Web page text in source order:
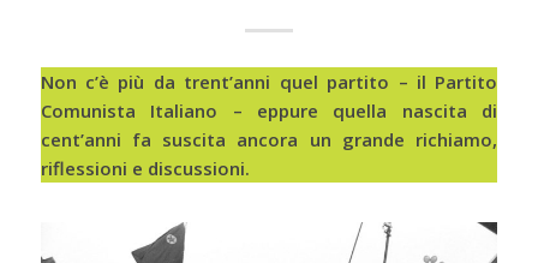
Non c’è più da trent’anni quel partito – il Partito
Comunista Italiano – eppure quella nascita di
cent’anni fa suscita ancora un grande richiamo,
riflessioni e discussioni.